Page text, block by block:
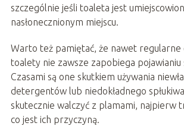
szczególnie jeśli toaleta jest
nasłonecznionym miejscu.
Warto też pamiętać, że nawet regularne
toalety nie zawsze zapobiega pojawianiu
Czasami są one skutkiem używania
detergentów lub niedokładnego
skutecznie walczyć z plamami, najpierw
co jest ich przyczyną.